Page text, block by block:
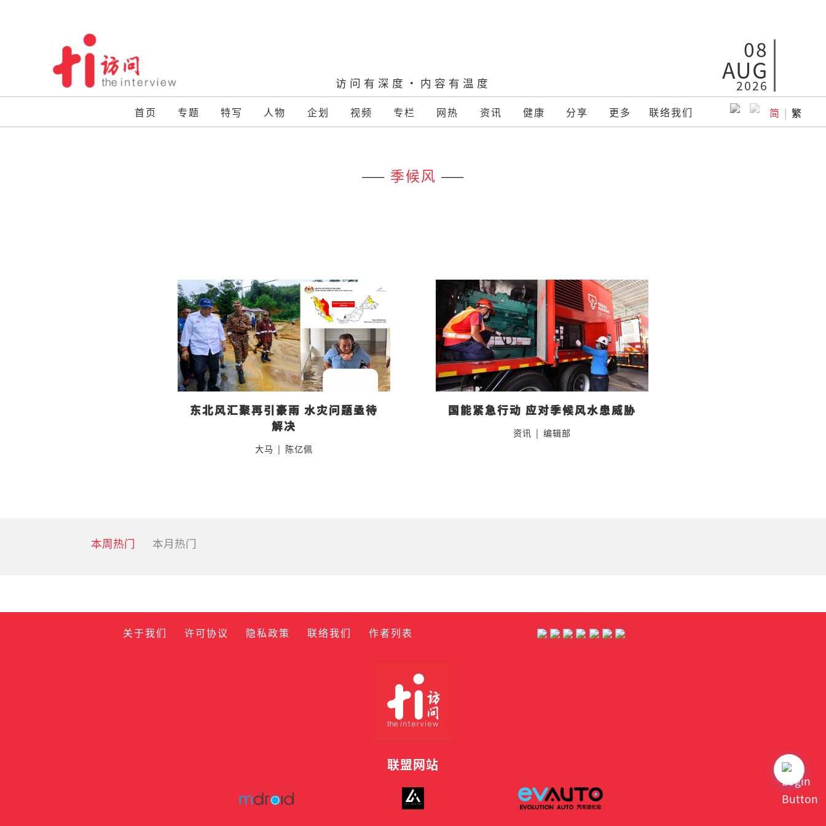
访问有深度·内容有温度
08
AUG
2026
首页 专题 特写 人物 企划 视频 专栏 网热 资讯 健康 分享 更多 联络我们 简 | 繁
—— 季候风 ——
东北风汇聚再引豪雨 水灾问题亟待
解决
大马 | 陈亿佩
国能紧急行动 应对季候风水患威胁
资讯 | 编辑部
本周热门 本月热门
关于我们 许可协议 隐私政策 联络我们 作者列表
联盟网站